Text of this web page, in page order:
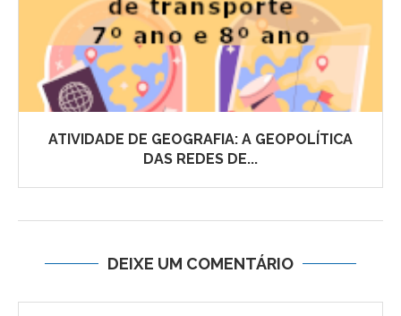
ATIVIDADE DE GEOGRAFIA: A GEOPOLÍTICA
DAS REDES DE...
DEIXE UM COMENTÁRIO